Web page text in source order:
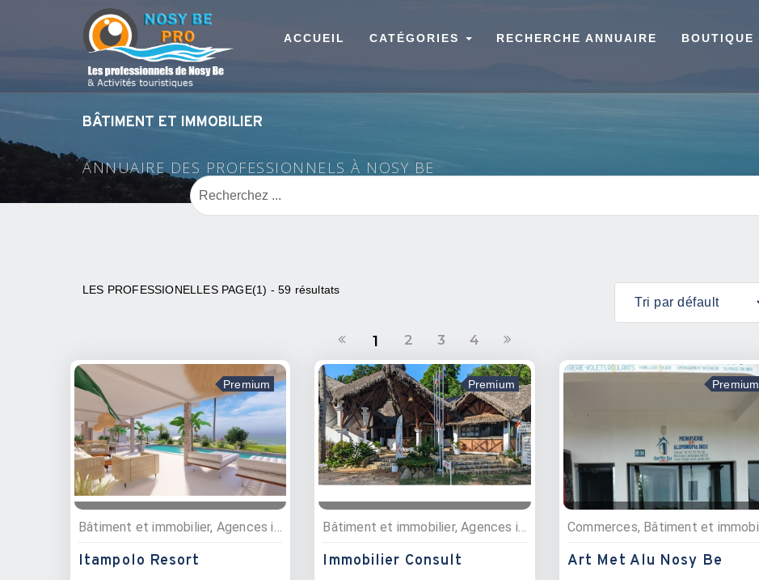
ACCUEIL CATÉGORIES RECHERCHE ANNUAIRE BOUTIQUE
BÂTIMENT ET IMMOBILIER
ANNUAIRE DES PROFESSIONNELS À NOSY BE
LES PROFESSIONELLES PAGE(1) - 59 résultats
1 2 3 4
Premium
Bâtiment et immobilier, Agences immobillières
Itampolo Resort
Premium
Bâtiment et immobilier, Agences immobillières
Immobilier Consult
Premium
Art Met Alu Nosy Be